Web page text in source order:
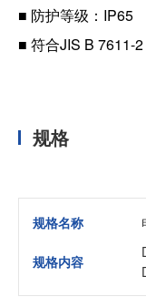
■ 防护等级：IP65
■ 符合JIS B 7611-
规格
规格名称
规格内容